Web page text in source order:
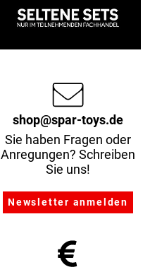
shop@spar-toys.de
Sie haben Fragen oder
Anregungen? Schreiben
Sie uns!